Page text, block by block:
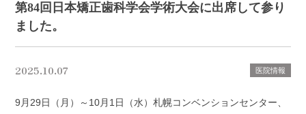
第84回日本矯正歯科学会学術大会に出席して参り
ました。
2025.10.07 医院情報
9月29日（月）～10月1日（水）札幌コンベンションセンター、